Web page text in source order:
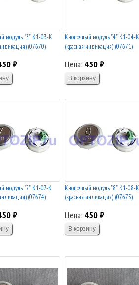
модуль "3" К1-03-К
(07670)
₽
Кнопочный модуль "4" К1-04-К
(красная индикация) (07671)
Цена: 450 ₽
модуль "7" К1-07-К
(07674)
₽
Кнопочный модуль "8" К1-08-К
(красная индикация) (07675)
Цена: 450 ₽